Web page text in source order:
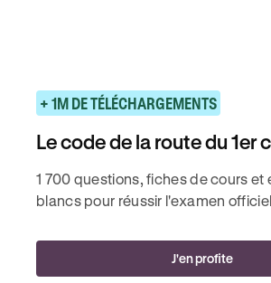
+ 1M DE TÉLÉCHARGEMENTS
Le code de la route du 1er
1 700 questions, fiches de cours et
blancs pour réussir l'examen
J'en profite